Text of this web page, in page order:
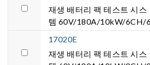
재생 배터리 팩 테스트 시스
템 60V/180A/10kW/6CH/
17020E
재생 배터리 팩 테스트 시스